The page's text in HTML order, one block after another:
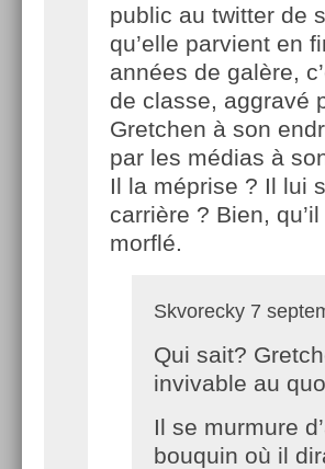
public au twitter de
qu’elle parvient en
années de galère,
de classe, aggravé
Gretchen à son
par les médias à
Il la méprise ? Il lui
carrière ? Bien,
morflé.
Skvorecky 7
Qui sait?
invivable au
Il se murmure
bouquin où il